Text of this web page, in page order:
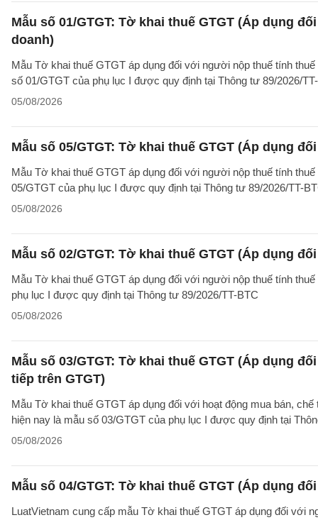
Mẫu số 01/GTGT: Tờ khai thuế GTGT (Áp dụng
doanh)
Mẫu Tờ khai thuế GTGT áp dụng đối với người nộp thuế tính
số 01/GTGT của phụ lục I được quy định tại Thông tư 89/2026/
05/08/2026
Mẫu số 05/GTGT: Tờ khai thuế GTGT (Áp dụng
Mẫu Tờ khai thuế GTGT áp dụng đối với người nộp thuế tính
05/GTGT của phụ lục I được quy định tại Thông tư 89/2026/TT-
05/08/2026
Mẫu số 02/GTGT: Tờ khai thuế GTGT (Áp dụng
Mẫu Tờ khai thuế GTGT áp dụng đối với người nộp thuế tính
phụ lục I được quy định tại Thông tư 89/2026/TT-BTC
05/08/2026
Mẫu số 03/GTGT: Tờ khai thuế GTGT (Áp dụng
tiếp trên GTGT)
Mẫu Tờ khai thuế GTGT áp dụng đối với hoạt động mua bán,
hiện nay là mẫu số 03/GTGT của phụ lục I được quy định tại
05/08/2026
Mẫu số 04/GTGT: Tờ khai thuế GTGT (Áp dụng
LuatVietnam cung cấp mẫu Tờ khai thuế GTGT áp dụng đối với